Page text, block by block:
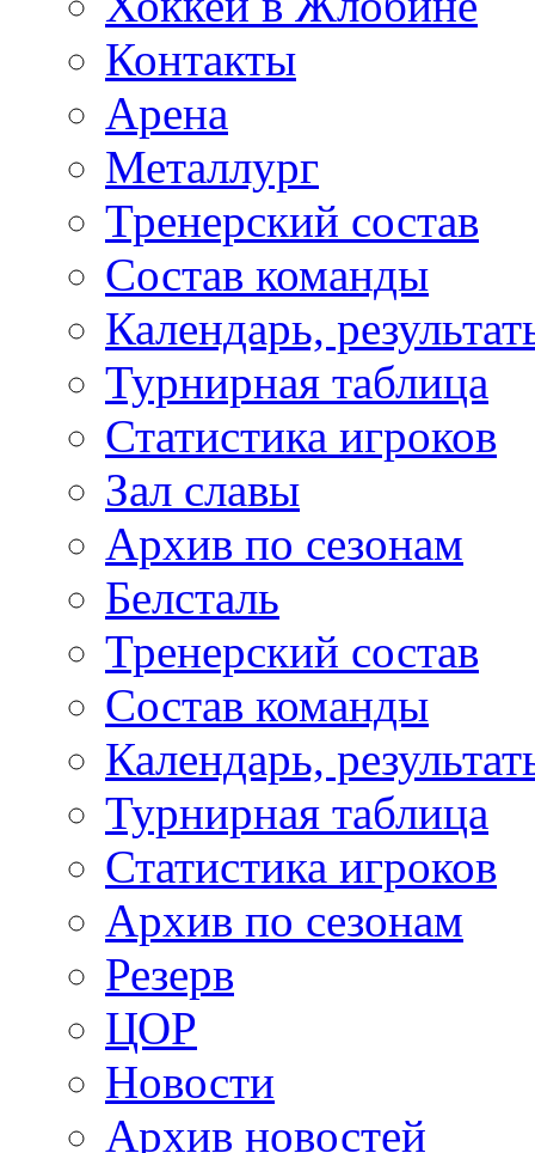
Контакты
Арена
Металлург
Тренерский состав
Состав команды
Календарь,
Турнирная таблица
Статистика игроков
Зал славы
Архив по сезонам
Белсталь
Тренерский состав
Состав команды
Календарь,
Турнирная таблица
Статистика игроков
Архив по сезонам
Резерв
ЦОР
Новости
Архив новостей